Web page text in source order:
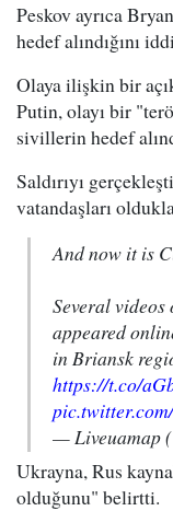
Peskov ayrıca
hedef alındığını
Olaya ilişkin bir
Putin, olayı bir
sivillerin hedef
Saldırıyı
vatandaşları
And now it is
Several
appeared
in Briansk
https://t.co/
— Liveuamap
Ukrayna, Rus
olduğunu" belirtti.